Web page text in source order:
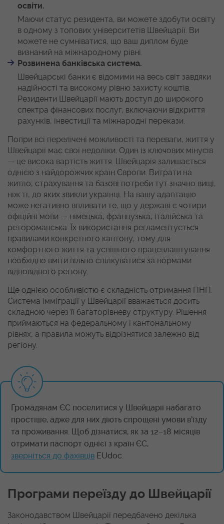
освіти.
Маючи статус резидента, ви можете здобути освіту
в одному з топових університетів Швейцарії. Ви
можете не сумніватися, що ваш диплом буде
визнаний на міжнародному рівні.
Розвинена банківська система.
Швейцарські банки є відомими на весь світ завдяки
надійності та високому рівню захисту коштів.
Резиденти Швейцарії мають доступ до широкого
спектра фінансових послуг, включаючи відкриття
рахунків, інвестиції та міжнародні перекази.
Попри всі перелічені можливості та переваги, життя у
Швейцарії має свої недоліки. Один із ключових мінусів
— це висока вартість життя. Швейцарія залишається
однією з найдорожчих країн Європи. Витрати на
житло, страхування та базові потреби тут значно вищі,
ніж ті, до яких звикли українці. На вашу адаптацію
може негативно впливати те, що у державі є чотири
офіційні мови — німецька, французька, італійська та
ретороманська. Їх використання регламентується
правилами конкретного кантону, тому для
комфортного життя та успішного працевлаштування
необхідно вміти вільно спілкуватися за нормами
відповідного регіону.
Ще однією особливістю є складність отримання ПНП.
Система імміграції у Швейцарії вважається досить
складною через її багаторівневу структуру. Рішення
приймаються на федеральному і кантональному
рівнях, а правила можуть відрізнятися залежно від
регіону.
Громадянам ЄС поселитися у Швейцарії набагато
простіше, адже для них діють спрощені умови в’їзду
та проживання. Щоб дізнатися, як за 12–18 місяців
отримати паспорт однієї з країн ЄС,
зверніться до фахівців EUdoc.
Програми переїзду до Швейцарії
Законодавством Швейцарії передбачено декілька